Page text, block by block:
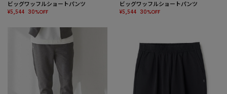
ビッグワッフルショートパンツ
¥5,544 30%OFF
ビッグワッフルショートパンツ
¥5,544 30%OFF